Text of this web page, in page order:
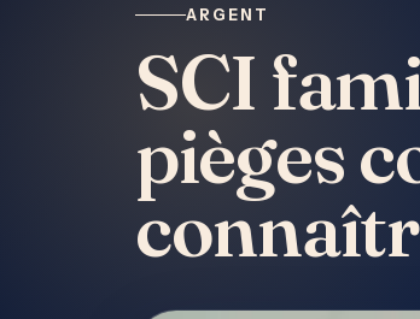
ARGENT
SCI
pièges